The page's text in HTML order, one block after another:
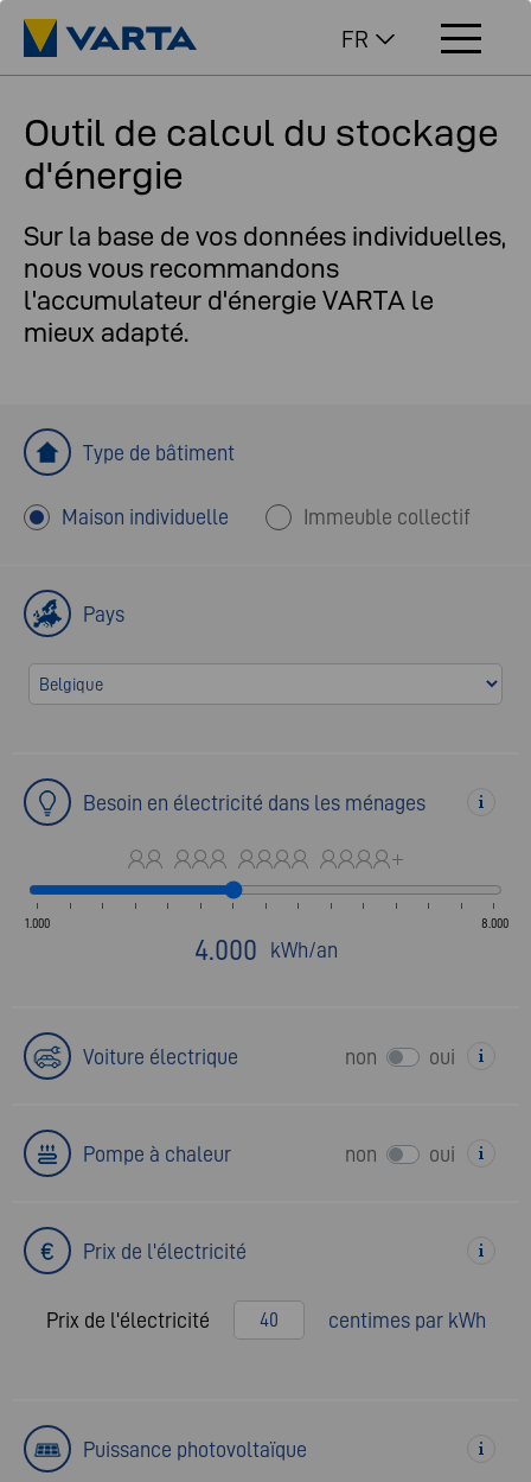
FR
Outil de calcul du stockage
d'énergie
Sur la base de vos données individuelles,
nous vous recommandons
l'accumulateur d'énergie VARTA le
mieux adapté.
Type de bâtiment
Maison individuelle Immeuble collectif
Pays
Besoin en électricité dans les ménages
1.000 8.000
4.000 kWh/an
Voiture électrique non oui
Pompe à chaleur non oui
Prix de l'électricité
Prix de l'électricité centimes par kWh
Puissance photovoltaïque